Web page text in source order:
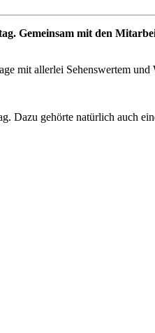
Gemeinsam mit den
mit allerlei Sehenswertem
Dazu gehörte natürlich auch